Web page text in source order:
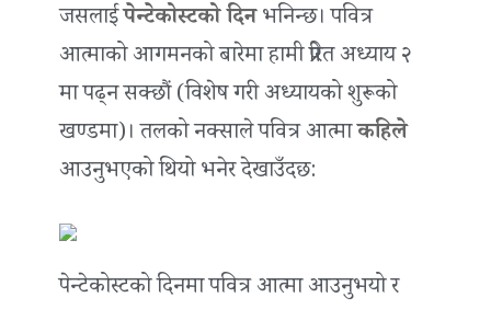
जसलाईपेन्टेकोस्टको दिनभनिन्छ। पवित्र
आत्माको आगमनको बारेमा हामी प्रेरित अध्याय २
मा पढ्न सक्छौं (विशेष गरी अध्यायको शुरूको
खण्डमा)। तलको नक्साले पवित्र आत्माकहिले
आउनुभएको थियो भनेर देखाउँदछ:
पेन्टेकोस्टको दिनमा पवित्र आत्मा आउनुभयो र